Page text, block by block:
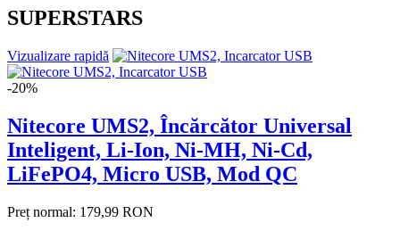
SUPERSTARS
Vizualizare rapidă
-20%
Nitecore UMS2, Încărcător Universal
Inteligent, Li-Ion, Ni-MH, Ni-Cd,
LiFePO4, Micro USB, Mod QC
Preț normal: 179,99 RON